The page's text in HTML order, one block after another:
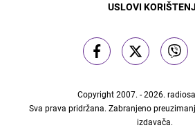
USLOVI
Copyright 2007. - 2026.
Sva prava pridržana. Zabranjeno
izdavača.